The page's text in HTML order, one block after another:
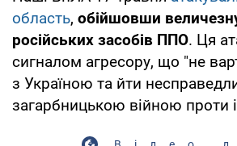
область, обійшовши
російських засобів ППО. Ця
сигналом агресору, що "не
з Україною та йти
загарбницькою війною проти